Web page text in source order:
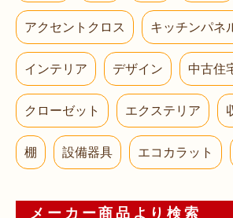
アクセントクロス キッチンパネ
インテリア デザイン 中古住
クローゼット エクステリア
棚 設備器具 エコカラット
メーカー商品より検索